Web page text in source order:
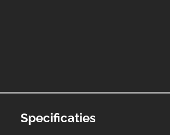
Specificaties